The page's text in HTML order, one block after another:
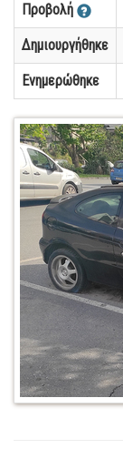
Προβολή
Δημιουργήθηκε
Ενημερώθηκε